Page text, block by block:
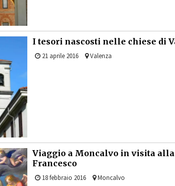
I tesori nascosti nelle chiese di
21 aprile 2016 Valenza
Viaggio a Moncalvo in visita
Francesco
18 febbraio 2016 Moncalvo